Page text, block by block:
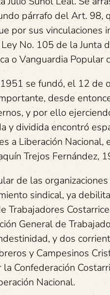
párrafo del Art. 98,
por sus vinculaciones
No. 105 de la Junta
o Vanguardia
se fundó, el 12 de
desde
y por ello
y dividida encontró
a Liberación
Trejos Fernández,
de las
sindical, ya
Trabajadores
General de
y dos
y Campesinos
Confederación
Nacional.